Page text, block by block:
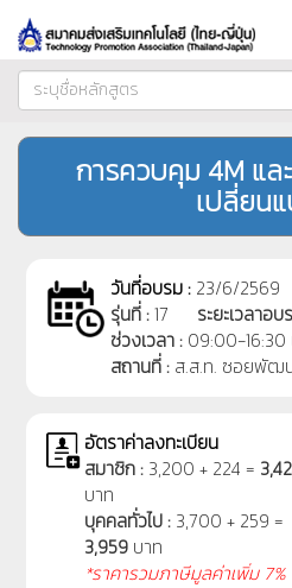
การควบคุม 4M แล
เปลี่ยน
วันที่อบรม : 23/6/2569
รุ่นที่ :17 ระยะเวลาอบ
ช่วงเวลา : 09:00-16:30
สถานที่ : ส.ส.ท. ซอยพัฒ
อัตราค่าลงทะเบียน
สมาชิก : 3,200 + 224 =
บาท
บุคคลทั่วไป : 3,700 + 259 =
3,959 บาท
*ราคารวมภาษีมูลค่าเพิ่ม 7%